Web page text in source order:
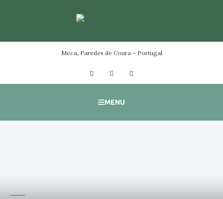
Meca, Paredes de Coura – Portugal
FacebookInstagram
MENU